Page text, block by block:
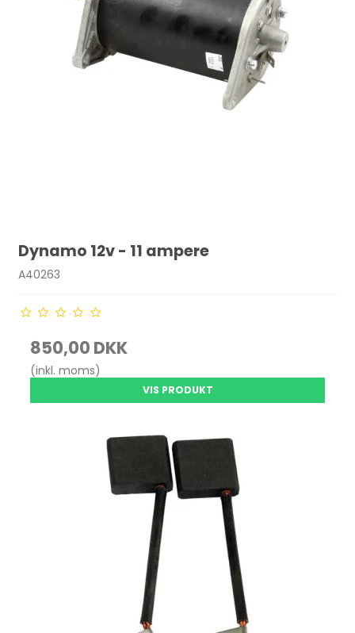
Dynamo 12v - 11 ampere
A40263
850,00 DKK
(inkl. moms)
VIS PRODUKT